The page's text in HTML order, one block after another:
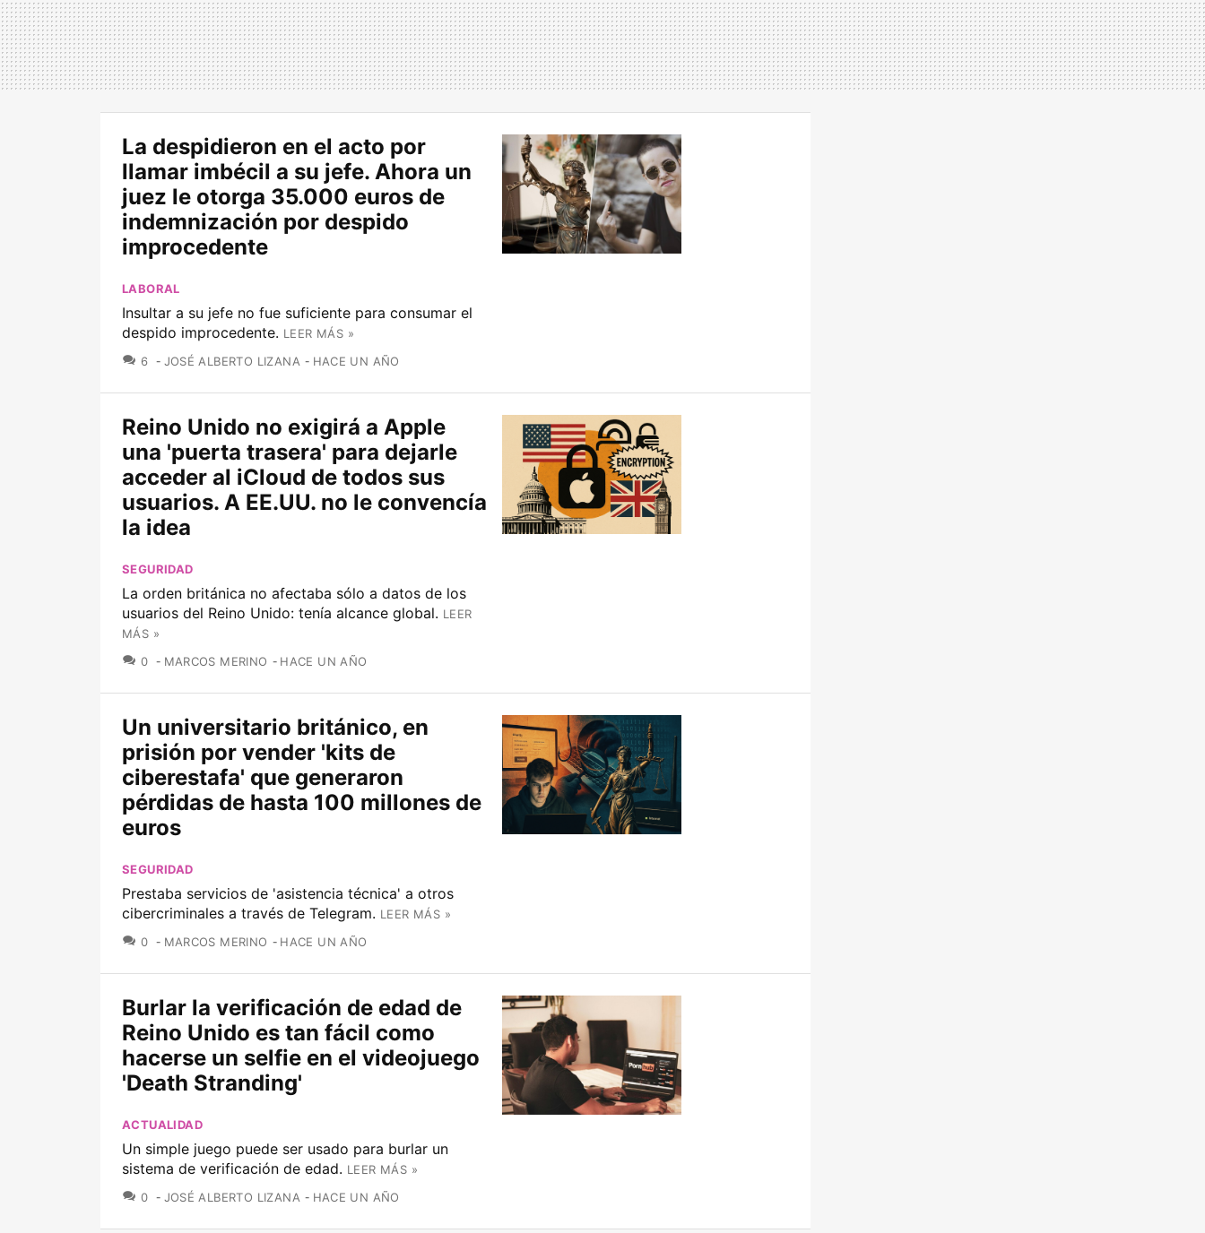
La despidieron en el acto por
llamar imbécil a su jefe. Ahora un
juez le otorga 35.000 euros de
indemnización por despido
improcedente
LABORAL
Insultar a su jefe no fue suficiente para consumar el
despido improcedente. LEER MÁS »
6 COMENTARIOS
JOSÉ ALBERTO LIZANA HACE UN AÑO
Reino Unido no exigirá a Apple
una 'puerta trasera' para dejarle
acceder al iCloud de todos sus
usuarios. A EE.UU. no le convencía
la idea
SEGURIDAD
La orden británica no afectaba sólo a datos de los
usuarios del Reino Unido: tenía alcance global. LEER
MÁS »
0 COMENTARIOS
MARCOS MERINO HACE UN AÑO
Un universitario británico, en
prisión por vender 'kits de
ciberestafa' que generaron
pérdidas de hasta 100 millones de
euros
SEGURIDAD
Prestaba servicios de 'asistencia técnica' a otros
cibercriminales a través de Telegram. LEER MÁS »
0 COMENTARIOS
MARCOS MERINO HACE UN AÑO
Burlar la verificación de edad de
Reino Unido es tan fácil como
hacerse un selfie en el videojuego
'Death Stranding'
ACTUALIDAD
Un simple juego puede ser usado para burlar un
sistema de verificación de edad. LEER MÁS »
0 COMENTARIOS
JOSÉ ALBERTO LIZANA HACE UN AÑO